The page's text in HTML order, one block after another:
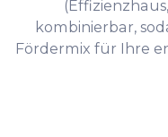
kombinierbar,
Fördermix für Ihre